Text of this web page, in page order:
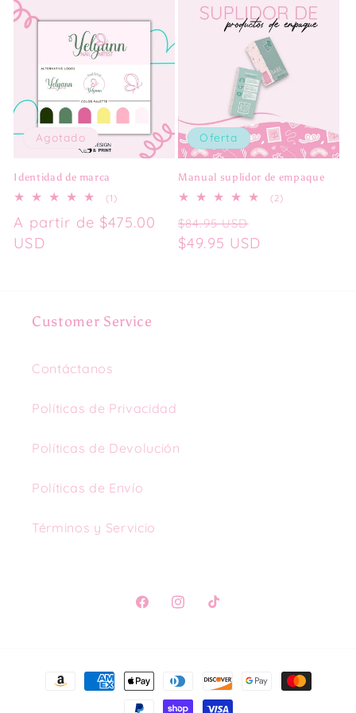
Agotado
Identidad de marca
(1)1
totales
Precio
habitual
A partir de $475.00
USD
Oferta
Manual suplidor de empaque
(2)2
Precio
habitual
$84.95 USD
de
$49.95 USD
Customer Service
Contáctanos
Políticas de Privacidad
Políticas de Devolución
Políticas de Envío
Términos y Servicio
FacebookInstagram
TikTok
Formas